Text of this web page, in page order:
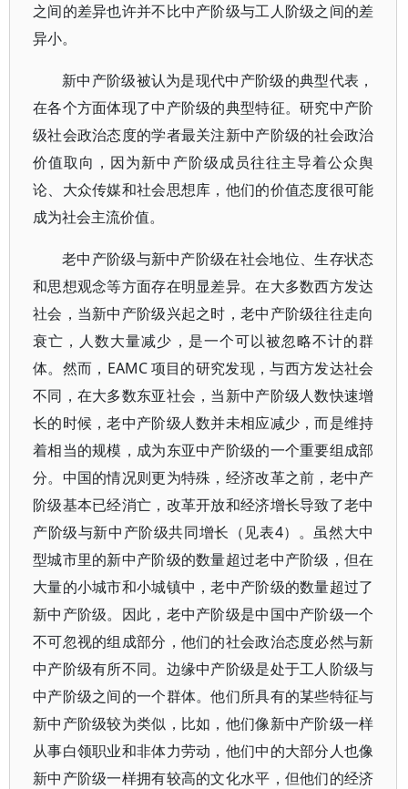
之间的差异也许并不比中产阶级与工人阶级之间的差
异小。
新中产阶级被认为是现代中产阶级的典型代表，
在各个方面体现了中产阶级的典型特征。研究中产阶
级社会政治态度的学者最关注新中产阶级的社会政治
价值取向，因为新中产阶级成员往往主导着公众舆
论、大众传媒和社会思想库，他们的价值态度很可能
成为社会主流价值。
老中产阶级与新中产阶级在社会地位、生存状态
和思想观念等方面存在明显差异。在大多数西方发达
社会，当新中产阶级兴起之时，老中产阶级往往走向
衰亡，人数大量减少，是一个可以被忽略不计的群
体。然而，EAMC 项目的研究发现，与西方发达社会
不同，在大多数东亚社会，当新中产阶级人数快速增
长的时候，老中产阶级人数并未相应减少，而是维持
着相当的规模，成为东亚中产阶级的一个重要组成部
分。中国的情况则更为特殊，经济改革之前，老中产
阶级基本已经消亡，改革开放和经济增长导致了老中
产阶级与新中产阶级共同增长（见表4）。虽然大中
型城市里的新中产阶级的数量超过老中产阶级，但在
大量的小城市和小城镇中，老中产阶级的数量超过了
新中产阶级。因此，老中产阶级是中国中产阶级一个
不可忽视的组成部分，他们的社会政治态度必然与新
中产阶级有所不同。边缘中产阶级是处于工人阶级与
中产阶级之间的一个群体。他们所具有的某些特征与
新中产阶级较为类似，比如，他们像新中产阶级一样
从事白领职业和非体力劳动，他们中的大部分人也像
新中产阶级一样拥有较高的文化水平，但他们的经济